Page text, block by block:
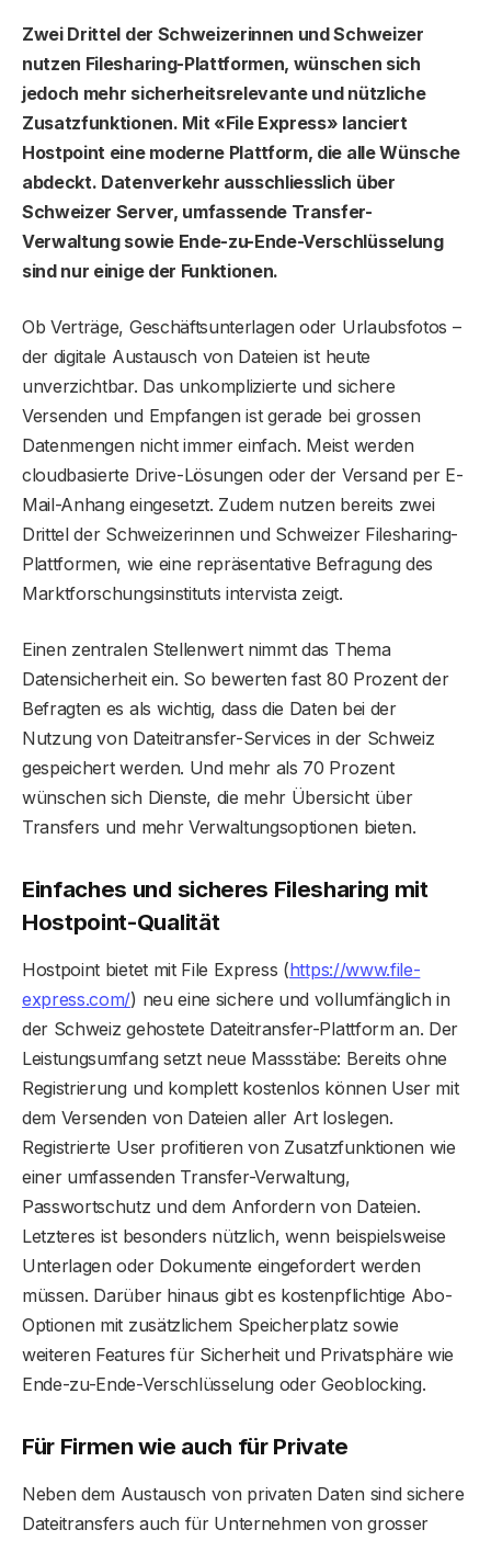
Zwei Drittel der Schweizerinnen und Schweizer
nutzen Filesharing-Plattformen, wünschen sich
jedoch mehr sicherheitsrelevante und nützliche
Zusatzfunktionen. Mit «File Express» lanciert
Hostpoint eine moderne Plattform, die alle Wünsche
abdeckt. Datenverkehr ausschliesslich über
Schweizer Server, umfassende Transfer-
Verwaltung sowie Ende-zu-Ende-Verschlüsselung
sind nur einige der Funktionen.
Ob Verträge, Geschäftsunterlagen oder Urlaubsfotos –
der digitale Austausch von Dateien ist heute
unverzichtbar. Das unkomplizierte und sichere
Versenden und Empfangen ist gerade bei grossen
Datenmengen nicht immer einfach. Meist werden
cloudbasierte Drive-Lösungen oder der Versand per E-
Mail-Anhang eingesetzt. Zudem nutzen bereits zwei
Drittel der Schweizerinnen und Schweizer Filesharing-
Plattformen, wie eine repräsentative Befragung des
Marktforschungsinstituts intervista zeigt.
Einen zentralen Stellenwert nimmt das Thema
Datensicherheit ein. So bewerten fast 80 Prozent der
Befragten es als wichtig, dass die Daten bei der
Nutzung von Dateitransfer-Services in der Schweiz
gespeichert werden. Und mehr als 70 Prozent
wünschen sich Dienste, die mehr Übersicht über
Transfers und mehr Verwaltungsoptionen bieten.
Einfaches und sicheres Filesharing mit
Hostpoint-Qualität
Hostpoint bietet mit File Express (https://www.file-
express.com/) neu eine sichere und vollumfänglich in
der Schweiz gehostete Dateitransfer-Plattform an. Der
Leistungsumfang setzt neue Massstäbe: Bereits ohne
Registrierung und komplett kostenlos können User mit
dem Versenden von Dateien aller Art loslegen.
Registrierte User profitieren von Zusatzfunktionen wie
einer umfassenden Transfer-Verwaltung,
Passwortschutz und dem Anfordern von Dateien.
Letzteres ist besonders nützlich, wenn beispielsweise
Unterlagen oder Dokumente eingefordert werden
müssen. Darüber hinaus gibt es kostenpflichtige Abo-
Optionen mit zusätzlichem Speicherplatz sowie
weiteren Features für Sicherheit und Privatsphäre wie
Ende-zu-Ende-Verschlüsselung oder Geoblocking.
Für Firmen wie auch für Private
Neben dem Austausch von privaten Daten sind sichere
Dateitransfers auch für Unternehmen von grosser